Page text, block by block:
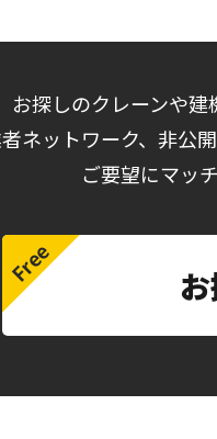
お探しのクレーンや建
ネットワーク、非公
ご要望にマッ